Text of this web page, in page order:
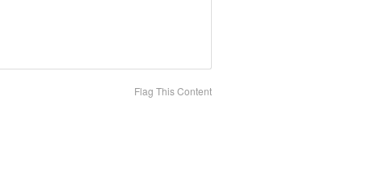
Flag This Content